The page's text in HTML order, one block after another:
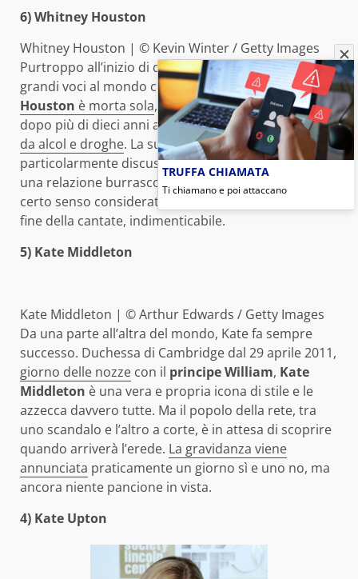
6) Whitney Houston
Whitney Houston | © Kevin Winter / Getty Images
Purtroppo all’inizio di quest’anno una delle più
grandi voci al mondo ci ha lasciati.
Whitney
Houston è morta sola, nella sua stanza d’albergo,
dopo più di dieci anni a lottare contro ladipendenza
da alcol e droghe. La sua vita è sempre stata
particolarmente discussa, soprattutto a causa di
una relazione burrascosa con
Bobby Brown
certo senso considerato il responsabile della brutta
fine della cantate, indimenticabile.
5) Kate Middleton
Kate Middleton | © Arthur Edwards / Getty Images
Da una parte all’altra del mondo, Kate fa sempre
successo. Duchessa di Cambridge dal 29 aprile 2011,
giorno delle nozze con il principe William, Kate
Middleton è una vera e propria icona di stile e le
azzecca davvero tutte. Ma il popolo della rete, tra
uno scandalo e l’altro a corte, è in attesa di scoprire
quando arriverà l’erede. La gravidanza viene
annunciata praticamente un giorno sì e uno no, ma
ancora niente pancione in vista.
4) Kate Upton
TRUFFA CHIAMATA
Ti chiamano e poi attaccano